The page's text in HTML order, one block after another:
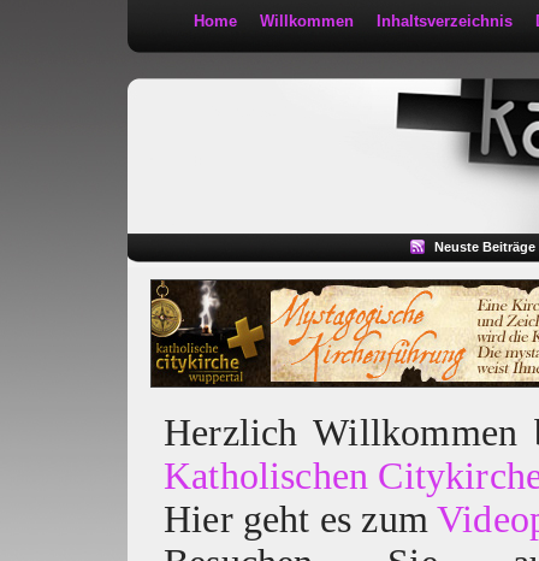
Home Willkommen Inhaltsverzeichnis
Neuste Beiträge
Herzlich
Katholischen
Hier geht es zum